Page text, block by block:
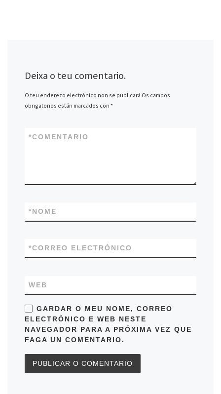
Deixa o teu comentario.
O teu enderezo electrónico non se publicará Os campos
obrigatorios están marcados con*
COMENTARIO
*
NOME
*
CORREO ELECTRÓNICO
*
WEB
GARDAR O MEU NOME, CORREO
ELECTRÓNICO E WEB NESTE
NAVEGADOR PARA A PRÓXIMA VEZ QUE
FAGA UN COMENTARIO.